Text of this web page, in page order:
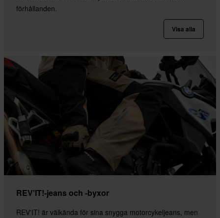
förhållanden.
Visa alla
REV'IT!-jeans och -byxor
REV'IT! är välkända för sina snygga motorcykeljeans, men